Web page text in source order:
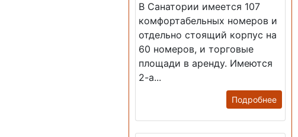
В Санатории имеется 107
комфортабельных номеров и
отдельно стоящий корпус на
60 номеров, и торговые
площади в аренду. Имеются
2-а...
Подробнее